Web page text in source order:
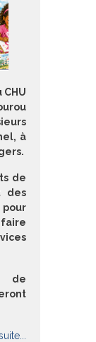
à
de
des
de